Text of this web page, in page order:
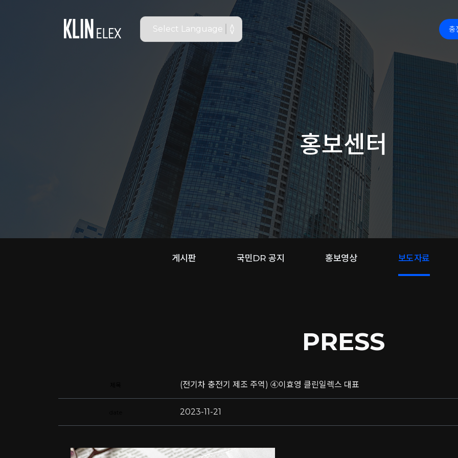
충
홍보센터
게시판 국민DR 공지 홍보영상 보도자료
PRESS
(전기차 충전기 제조 주역) ④이효영 클린일렉스 대표
2023-11-21